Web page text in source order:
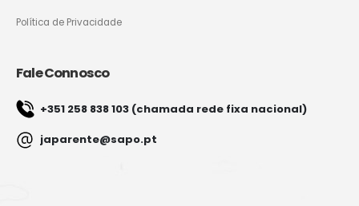
Política de Privacidade
Fale Connosco
+351 258 838 103 (chamada rede fixa nacional)
japarente@sapo.pt